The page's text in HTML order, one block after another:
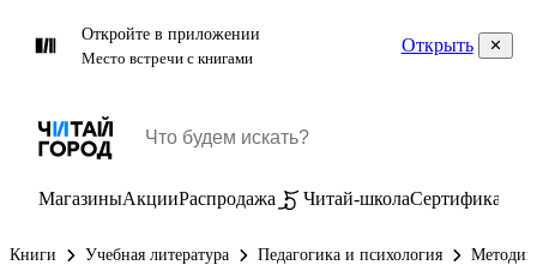
Откройте в приложении
Место встречи с книгами
Открыть
МагазиныАкцииРаспродажа Читай-школаСертификаты
Книги Учебная литература Педагогика и психология